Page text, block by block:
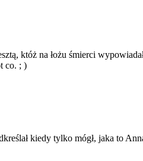
któż na łożu śmierci
co. ; )
kiedy tylko mógł, jaka to